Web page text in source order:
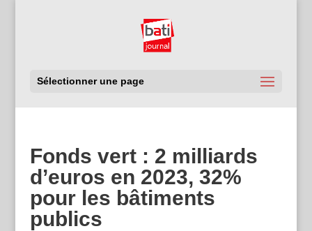
Sélectionner une page
Fonds vert : 2 milliards
d’euros en 2023, 32%
pour les bâtiments
publics